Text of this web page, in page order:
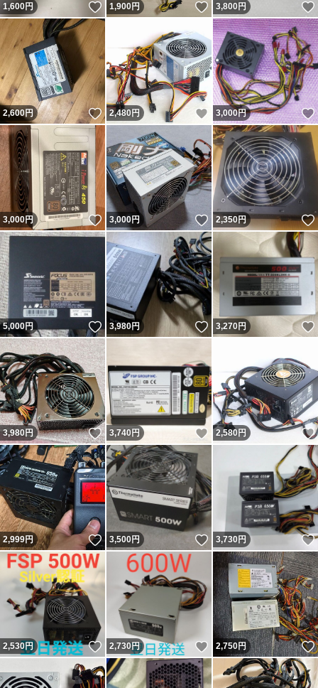
1,600円 いいね！
1,900円 いいね！
3,800円
2,600円 いいね！
2,480 円 いいね！
3,000円
3,000円 いいね！
3,000円 いいね！
2,350円
5,000円 いいね！
3,980円 いいね！
3,270円
3,980円 いいね！
3,740 円 いいね！
2,580 円
2,999円 いいね！
3,500円 いいね！
3,730円
2,530円 いいね！
2,730円 いいね！
2,750円